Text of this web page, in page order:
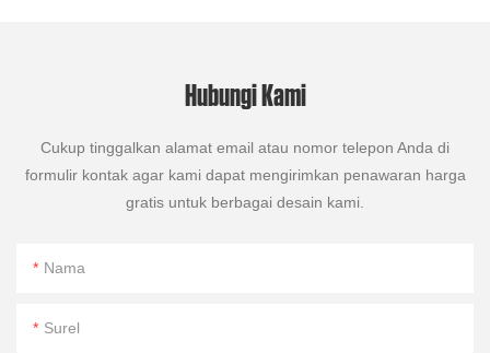
Hubungi Kami
Cukup tinggalkan alamat email atau nomor telepon Anda di
formulir kontak agar kami dapat mengirimkan penawaran harga
gratis untuk berbagai desain kami.
Nama
Surel